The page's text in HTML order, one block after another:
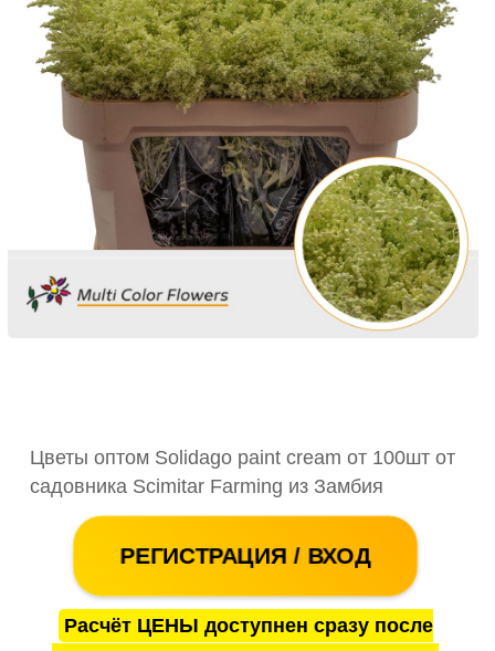
Цветы оптом Solidago paint cream от 100шт от
садовника Scimitar Farming из Замбия
РЕГИСТРАЦИЯ / ВХОД
Расчёт ЦЕНЫ доступнен сразу после